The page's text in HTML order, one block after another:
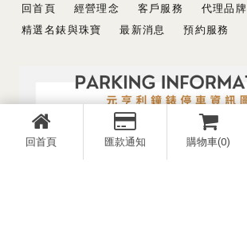
回首頁 匯款通知 購物車(0)
回首頁 經營理念 客戶服務 代理品牌
精選名錶與珠寶
最新消息 預約服務